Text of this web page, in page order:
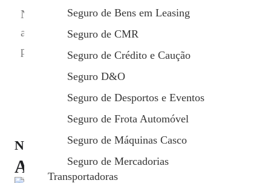
Seguro de Bens em Leasing
Seguro de CMR
Seguro de Crédito e Caução
Seguro D&O
Seguro de Desportos e Eventos
Seguro de Frota Automóvel
Seguro de Máquinas Casco
Seguro de Mercadorias
Transportadoras
Na Safenor, temos o serviço certo e adaptável
a cada tipo de situação e exigência que lhe
possa surgir. Contacte-nos e descubra.
Notícias
Artigos recomendados